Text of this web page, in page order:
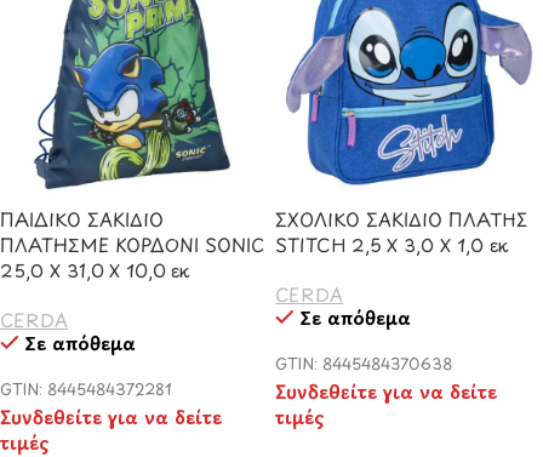
ΠΑΙΔΙΚΟ ΣΑΚΙΔΙΟ
ΠΛΑΤΗΣΜΕ ΚΟΡΔΟΝΙ SONIC
25,0 Χ 31,0 Χ 10,0 εκ
CERDA
Σε απόθεμα
GTIN: 8445484372281
Συνδεθείτε για να δείτε
τιμές
ΣΧΟΛΙΚΟ ΣΑΚΙΔΙΟ ΠΛΑΤΗΣ
STITCH 2,5 Χ 3,0 Χ 1,0 εκ
CERDA
Σε απόθεμα
GTIN: 8445484370638
Συνδεθείτε για να δείτε
τιμές